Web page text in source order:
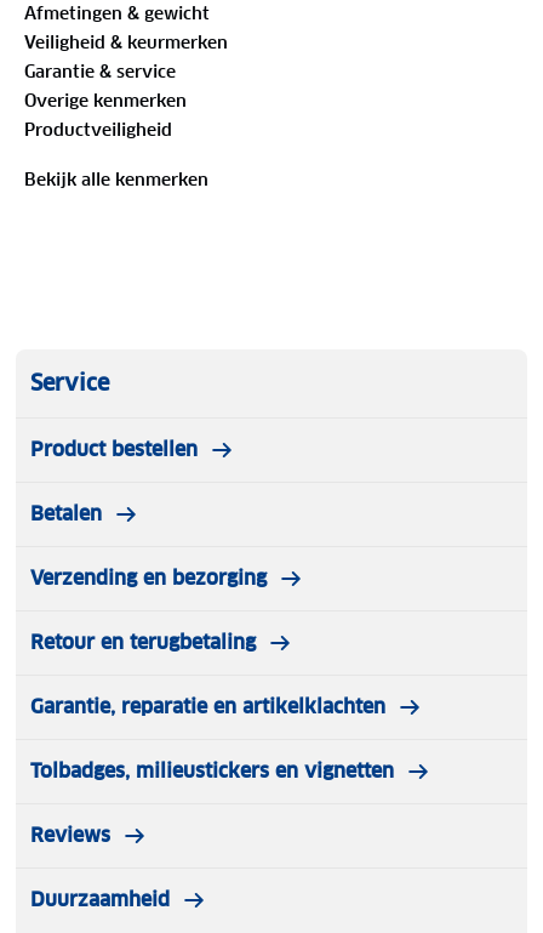
Afmetingen & gewicht
Veiligheid & keurmerken
Garantie & service
Overige kenmerken
Productveiligheid
Bekijk alle kenmerken
Service
Product bestellen
Betalen
Verzending en bezorging
Retour en terugbetaling
Garantie, reparatie en artikelklachten
Tolbadges, milieustickers en vignetten
Reviews
Duurzaamheid